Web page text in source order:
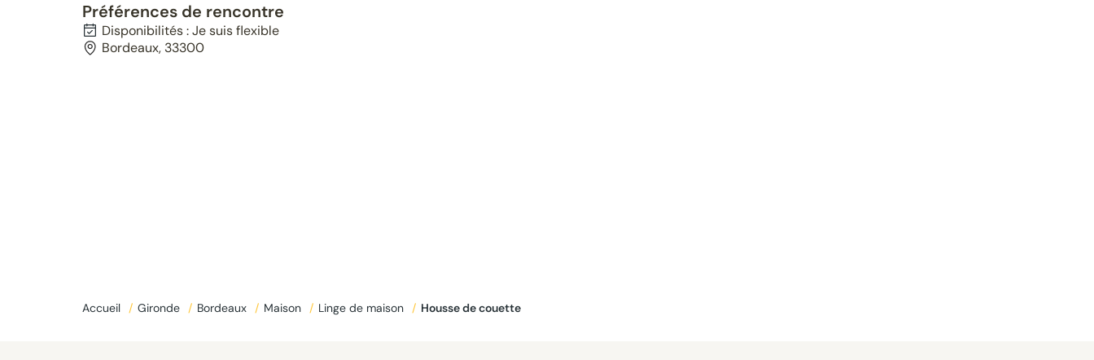
Préférences de rencontre
Disponibilités : Je suis flexible
Bordeaux, 33300
Accueil / Gironde / Bordeaux / Maison / Linge de maison / Housse de couette